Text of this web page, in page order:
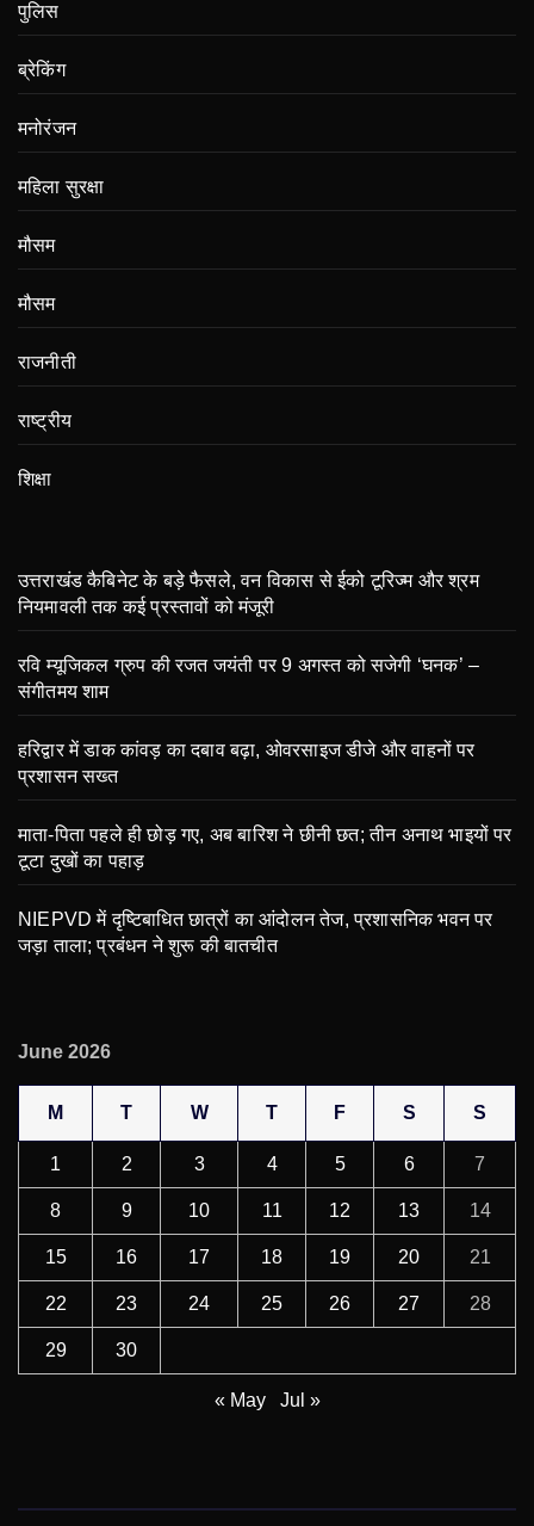
पुलिस
ब्रेकिंग
मनोरंजन
महिला सुरक्षा
मौसम
मौसम
राजनीती
राष्ट्रीय
शिक्षा
उत्तराखंड कैबिनेट के बड़े फैसले, वन विकास से ईको टूरिज्म और श्रम
नियमावली तक कई प्रस्तावों को मंजूरी
रवि म्यूजिकल ग्रुप की रजत जयंती पर 9 अगस्त को सजेगी ‘घनक’ –
संगीतमय शाम
हरिद्वार में डाक कांवड़ का दबाव बढ़ा, ओवरसाइज डीजे और वाहनों पर
प्रशासन सख्त
माता-पिता पहले ही छोड़ गए, अब बारिश ने छीनी छत; तीन अनाथ भाइयों पर
टूटा दुखों का पहाड़
NIEPVD में दृष्टिबाधित छात्रों का आंदोलन तेज, प्रशासनिक भवन पर
जड़ा ताला; प्रबंधन ने शुरू की बातचीत
June 2026
M T W T F S S
1 2 3 4 5 6 7
8 9 10 11 12 13 14
15 16 17 18 19 20 21
22 23 24 25 26 27 28
29 30
« May Jul »